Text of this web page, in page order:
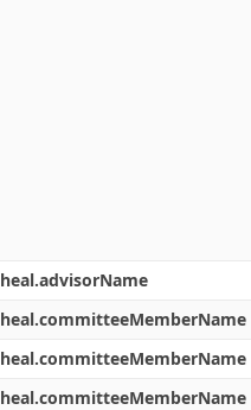
heal.advisorName
heal.committeeMemberName
heal.committeeMemberName
heal.committeeMemberName